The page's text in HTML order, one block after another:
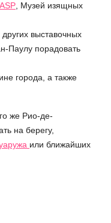
, Музей изящных
выставочных
Паулу порадовать
города, а также
же Рио-де-
на берегу,
или ближайших